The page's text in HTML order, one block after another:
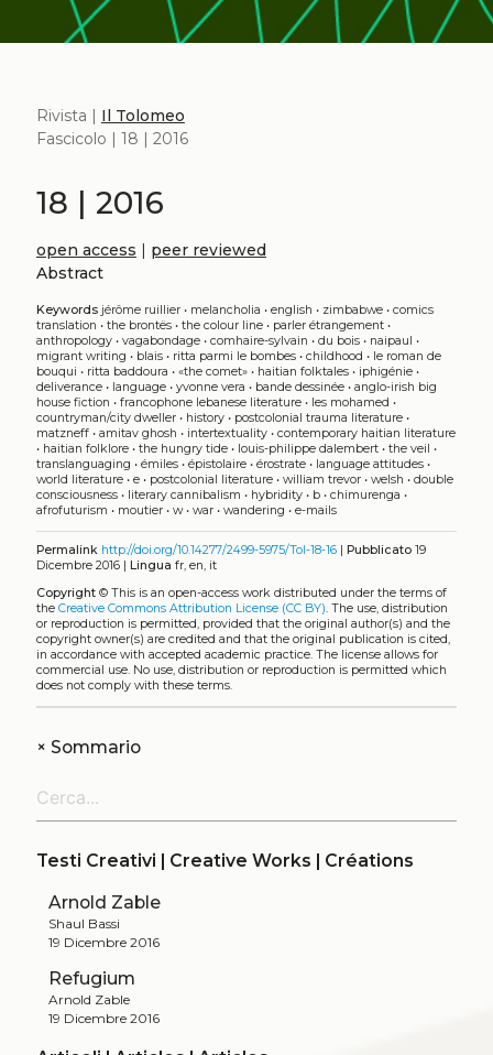
Rivista | Il Tolomeo
Fascicolo | 18 | 2016
18 | 2016
open access | peer reviewed
Abstract
Keywords jérôme ruillier• melancholia • english • zimbabwe• comics
translation • the brontës• the colour line• parler étrangement•
anthropology• vagabondage• comhaire-sylvain • du bois• naipaul •
migrant writing • blais• ritta parmi le bombes• childhood • le roman de
bouqui • ritta baddoura • «the comet»• haitian folktales• iphigénie•
deliverance• language• yvonne vera • bande dessinée• anglo-irish big
house fiction • francophone lebanese literature• les mohamed •
countryman/city dweller• history• postcolonial trauma literature•
matzneff• amitav ghosh • intertextuality• contemporary haitian literature
• haitian folklore• the hungry tide• louis-philippe dalembert• the veil •
translanguaging • émiles• épistolaire• érostrate• language attitudes•
world literature• e• postcolonial literature• william trevor• welsh • double
consciousness• literary cannibalism • hybridity• b• chimurenga •
afrofuturism • moutier• w• war• wandering • e-mails
Permalink http://doi.org/10.14277/2499-5975/Tol-18-16| Pubblicato19
Dicembre 2016 |
Lingua fr, en, it
Copyright© This is an open-access work distributed under the terms of
the Creative Commons Attribution License (CC BY). The use, distribution
or reproduction is permitted, provided that the original author(s) and the
copyright owner(s) are credited and that the original publication is cited,
in accordance with accepted academic practice. The license allows for
commercial use. No use, distribution or reproduction is permitted which
does not comply with these terms.
+Sommario
Testi Creativi | Creative Works | Créations
Arnold Zable
Shaul Bassi
19 Dicembre 2016
Refugium
Arnold Zable
19 Dicembre 2016